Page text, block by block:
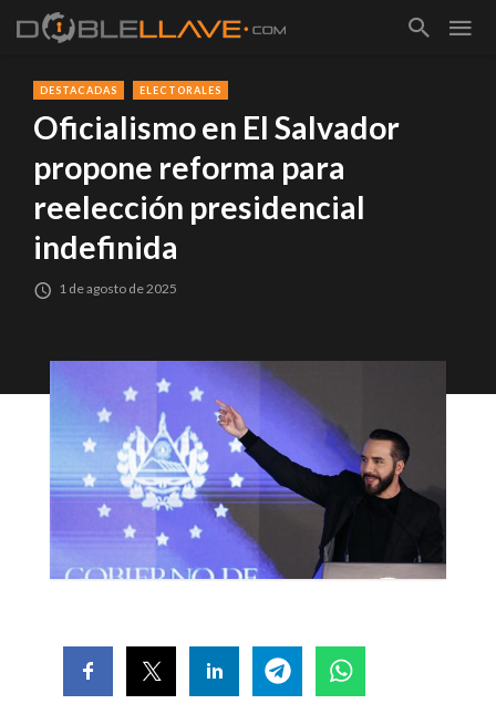
DESTACADAS ELECTORALES
Oficialismo en El Salvador
propone reforma para
reelección presidencial
indefinida
1 de agosto de 2025